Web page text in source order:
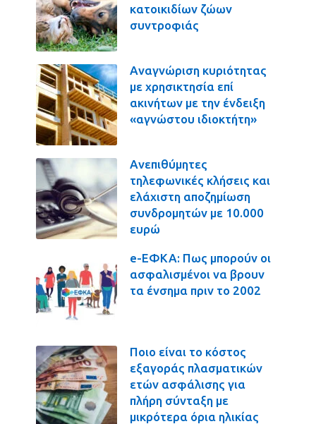
κατοικιδίων ζώων
συντροφιάς
Αναγνώριση κυριότητας
με χρησικτησία επί
ακινήτων με την ένδειξη
«αγνώστου ιδιοκτήτη»
Ανεπιθύμητες
τηλεφωνικές κλήσεις και
ελάχιστη αποζημίωση
συνδρομητών με 10.000
ευρώ
e-ΕΦΚΑ: Πως μπορούν οι
ασφαλισμένοι να βρουν
τα ένσημα πριν το 2002
Ποιο είναι το κόστος
εξαγοράς πλασματικών
ετών ασφάλισης για
πλήρη σύνταξη με
μικρότερα όρια ηλικίας